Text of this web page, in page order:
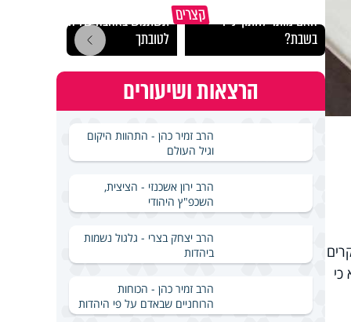
קצרים
האם מותר לחתוך נייר
בשבת?
תשתמש באהבה של השם
לטובתך
הרצאות ושיעורים
הרב זמיר כהן - התהוות היקום
וגיל העולם
הרב ירון אשכנזי - הציצית,
השכפ"ץ היהודי
הרב יצחק בצרי - גלגול נשמות
ביהדות
הרב זמיר כהן - הכוחות
הרוחניים שבאדם על פי היהדות